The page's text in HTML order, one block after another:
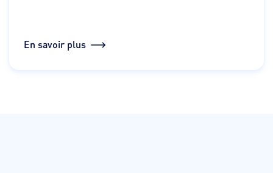
En savoir plus